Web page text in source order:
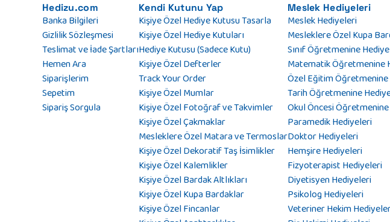
Hedizu.com
Banka Bilgileri
Gizlilik Sözleşmesi
Teslimat ve İade Şartları
Hemen Ara
Siparişlerim
Sepetim
Sipariş Sorgula
Kendi Kutunu Yap
Kişiye Özel Hediye Kutusu Tasarla
Kişiye Özel Hediye Kutuları
Hediye Kutusu (Sadece Kutu)
Kişiye Özel Defterler
Track Your Order
Kişiye Özel Mumlar
Kişiye Özel Fotoğraf ve Takvimler
Kişiye Özel Çakmaklar
Mesleklere Özel Matara ve Termoslar
Kişiye Özel Dekoratif Taş İsimlikler
Kişiye Özel Kalemlikler
Kişiye Özel Bardak Altlıkları
Kişiye Özel Kupa Bardaklar
Kişiye Özel Fincanlar
Meslek Hediyeleri
Meslek Hediyeleri
Mesleklere Özel Kupa
Sınıf Öğretmenine Hediye
Matematik Öğretmenine
Özel Eğitim
Tarih Öğretmenine
Okul Öncesi
Paramedik Hediyeleri
Doktor Hediyeleri
Hemşire Hediyeleri
Fizyoterapist Hediyeleri
Diyetisyen Hediyeleri
Psikolog Hediyeleri
Veteriner Hekim